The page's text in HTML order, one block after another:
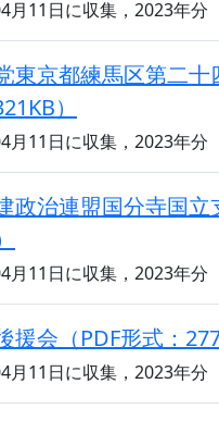
月11日に収集，2023年分
東京都練馬区第二十
）
月11日に収集，2023年分
政治連盟国分寺国立
月11日に収集，2023年分
援会（PDF形式：
月11日に収集，2023年分